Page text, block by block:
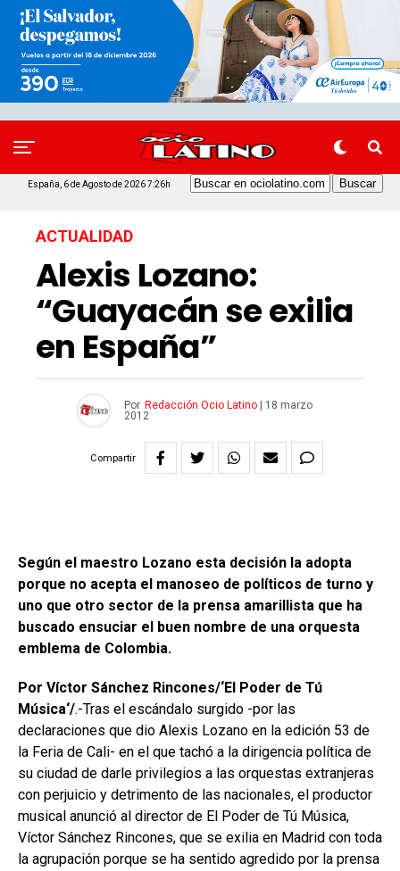
España, 6 de Agosto de 2026 7:26h
ACTUALIDAD
Alexis Lozano:
“Guayacán se exilia
en España”
Por Redacción Ocio Latino
18 marzo
2012
Compartir
Según el maestro Lozano esta decisión la adopta
porque no acepta el manoseo de políticos de turno y
uno que otro sector de la prensa amarillista que ha
buscado ensuciar el buen nombre de una orquesta
emblema de Colombia.
Por Víctor Sánchez Rincones/‘El Poder de Tú
Música‘/.-Tras el escándalo surgido -por las
declaraciones que dio Alexis Lozano en la edición 53 de
la Feria de Cali- en el que tachó a la dirigencia política de
su ciudad de darle privilegios a las orquestas extranjeras
con perjuicio y detrimento de las nacionales, el productor
musical anunció al director de El Poder de Tú Música,
Víctor Sánchez Rincones, que se exilia en Madrid con toda
la agrupación porque se ha sentido agredido por la prensa